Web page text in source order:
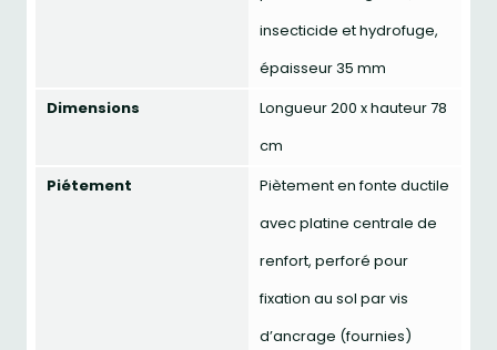
insecticide et hydrofuge,
épaisseur 35 mm
Dimensions
Longueur 200 x hauteur 78
cm
Piétement
Piètement en fonte ductile
avec platine centrale de
renfort, perforé pour
fixation au sol par vis
d’ancrage (fournies)